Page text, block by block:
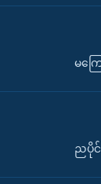
မကြ
ညပိုင်